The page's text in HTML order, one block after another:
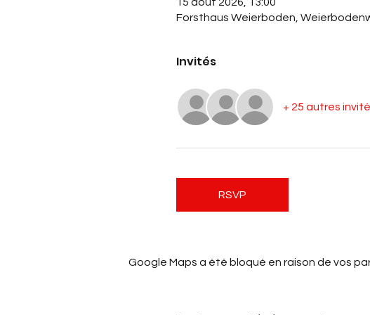
Forsthaus Weierboden,
Invités
+ 25 autres
RSVP
Google Maps a été bloqué en raison de vos